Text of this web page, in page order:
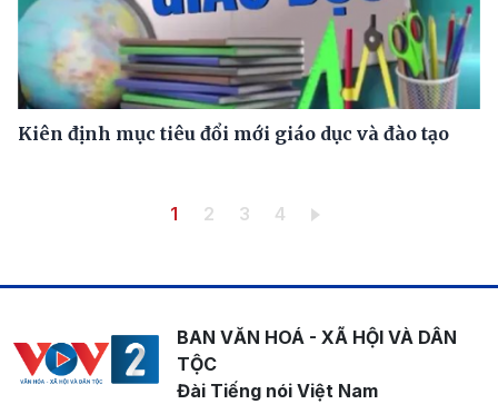
Kiên định mục tiêu đổi mới giáo dục và đào tạo
Trang hiện thời
1 Trang
2 Trang
3 Trang
4
BAN VĂN HOÁ - XÃ HỘI VÀ DÂN
TỘC
Đài Tiếng nói Việt Nam